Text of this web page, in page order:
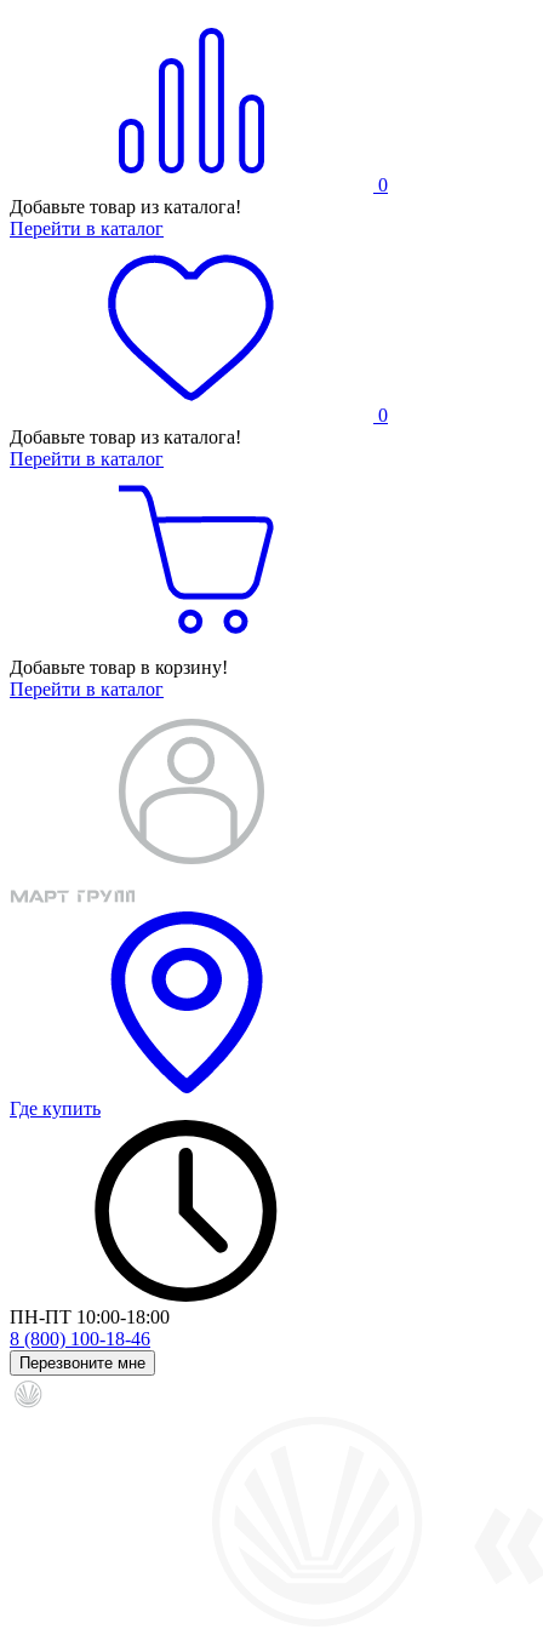
0
Добавьте товар из каталога!
Перейти в каталог
0
Добавьте товар из каталога!
Перейти в каталог
Добавьте товар в корзину!
Перейти в каталог
Где купить
ПН-ПТ 10:00-18:00
8 (800) 100-18-46
Перезвоните мне